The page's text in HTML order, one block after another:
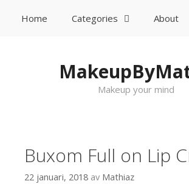
Home Categories
About
Makeup your mind
Buxom Full on Lip
22 januari, 2018 av Mathiaz